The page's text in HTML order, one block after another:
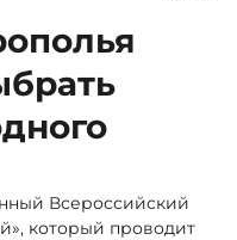
Всероссийский
который проводит